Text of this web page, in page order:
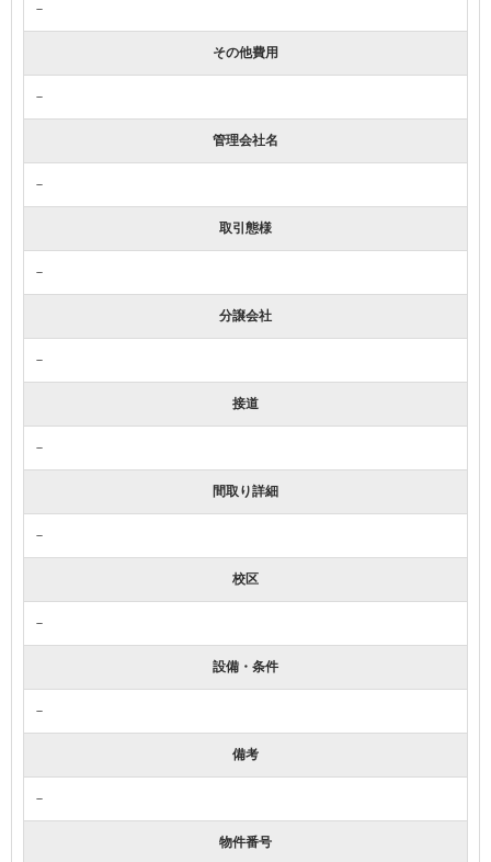
－
その他費用
－
管理会社名
－
取引態様
－
分譲会社
－
接道
－
間取り詳細
－
校区
－
設備・条件
－
備考
－
物件番号